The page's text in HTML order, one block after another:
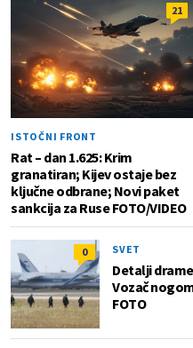
21
ISTOČNI FRONT
Rat – dan 1.625: Krim
granatiran; Kijev ostaje bez
ključne odbrane; Novi paket
sankcija za Ruse FOTO/VIDEO
0 SVET
Detalji
Vozač
FOTO